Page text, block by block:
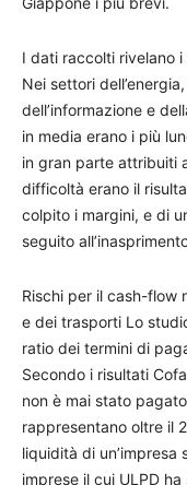
I dati raccolti rivelano
Nei settori
dell’informazione e
in media erano i più
in gran parte attribuiti
difficoltà erano il
colpito i margini, e di
seguito
Rischi per il cash-flow
e dei trasporti Lo
ratio dei termini di
Secondo i risultati
non è mai stato
rappresentano oltre il
liquidità di
imprese il cui ULPD